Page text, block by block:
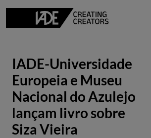
IADE-Universidade
Europeia e Museu
Nacional do Azulejo
lançam livro sobre
Siza Vieira